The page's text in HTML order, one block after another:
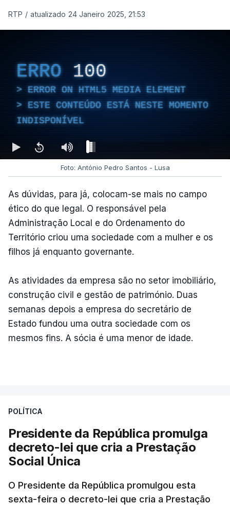
RTP / atualizado 24 Janeiro 2025, 21:53
ERRO 100
ERROR ON HTML5 MEDIA ELEMENT
ESTE CONTEÚDO ESTÁ NESTE MOMENTO
INDISPONÍVEL
Foto: António Pedro Santos - Lusa
As dúvidas, para já, colocam-se mais no campo
ético do que legal. O responsável pela
Administração Local e do Ordenamento do
Território criou uma sociedade com a mulher e os
filhos já enquanto governante.
As atividades da empresa são no setor imobiliário,
construção civil e gestão de património. Duas
semanas depois a empresa do secretário de
Estado fundou uma outra sociedade com os
mesmos fins. A sócia é uma menor de idade.
POLÍTICA
Presidente da República promulga
decreto-lei que cria a Prestação
Social Única
O Presidente da República promulgou esta
sexta-feira o decreto-lei que cria a Prestação